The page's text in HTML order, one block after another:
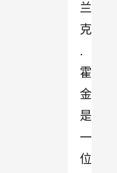
兰
克
.
霍
金
是
一
位